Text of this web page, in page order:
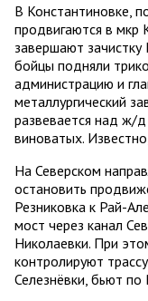
В Константиновке,
продвигаются в мкр
завершают
бойцы подняли
администрацию и
металлургический
развевается над ж/
виноватых.
На Северском
остановить
Резниковка к Рай-
мост через канал
Николаевки. При
контролируют
Селезнёвки, бьют